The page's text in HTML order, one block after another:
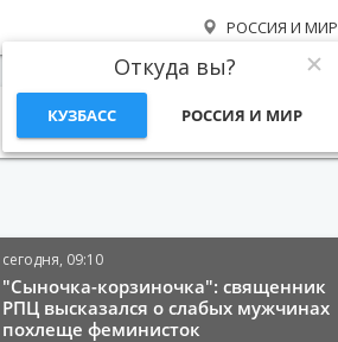
РОССИЯ И МИР
Откуда вы?
КУЗБАСС РОССИЯ И МИР
сегодня, 09:10
"Сыночка-корзиночка": священник
РПЦ высказался о слабых мужчинах
похлеще феминисток